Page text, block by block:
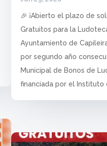
🎉 ¡Abierto el plazo de
Gratuitos para la
Ayuntamiento de
por segundo año
Municipal de Bonos de
financiada por el Instituto